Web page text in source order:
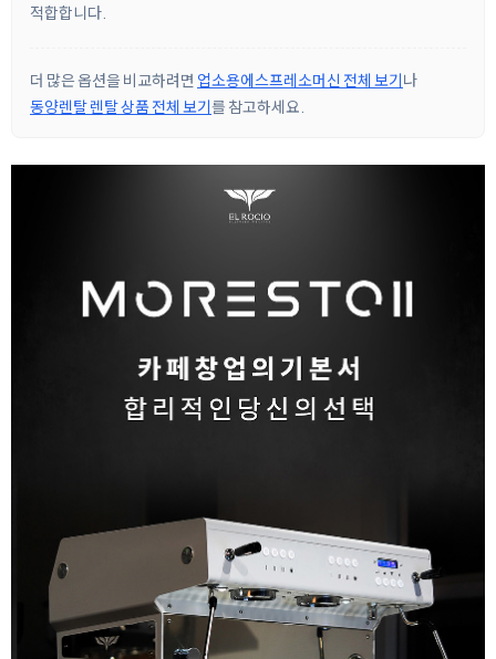
적합합니다.
더 많은 옵션을 비교하려면 업소용에스프레소머신 전체 보기나
동양렌탈 렌탈 상품 전체 보기를 참고하세요.